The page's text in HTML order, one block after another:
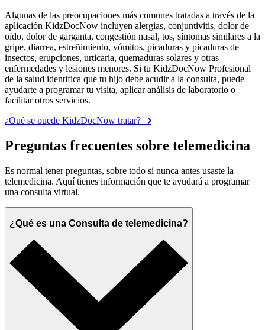
Algunas de las preocupaciones más comunes tratadas a través de la
aplicación KidzDocNow incluyen alergias, conjuntivitis, dolor de
oído, dolor de garganta, congestión nasal, tos, síntomas similares a la
gripe, diarrea, estreñimiento, vómitos, picaduras y picaduras de
insectos, erupciones, urticaria, quemaduras solares y otras
enfermedades y lesiones menores. Si tu KidzDocNow Profesional
de la salud identifica que tu hijo debe acudir a la consulta, puede
ayudarte a programar tu visita, aplicar análisis de laboratorio o
facilitar otros servicios.
¿Qué se puede KidzDocNow tratar?
Preguntas frecuentes sobre telemedicina
Es normal tener preguntas, sobre todo si nunca antes usaste la
telemedicina. Aquí tienes información que te ayudará a programar
una consulta virtual.
¿Qué es una Consulta de telemedicina?